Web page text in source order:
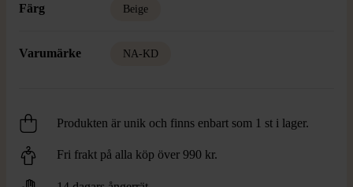
Färg Beige
Varumärke NA-KD
Produkten är unik och finns enbart som 1 st i lager.
Fri frakt på alla köp över 990 kr.